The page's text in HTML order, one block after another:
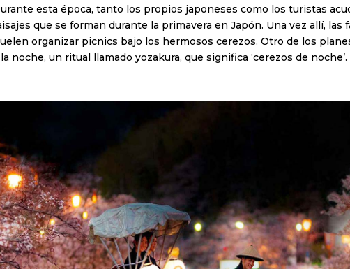
esta época, tanto los propios japoneses como los turistas
que se forman durante la primavera en Japón. Una vez allí, las
organizar picnics bajo los hermosos cerezos. Otro de los
noche, un ritual llamado yozakura, que significa ‘cerezos de noche’.